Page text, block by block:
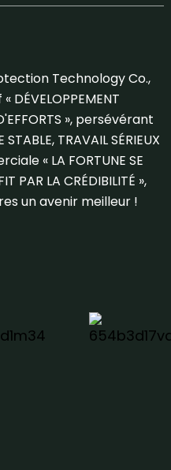
Technology Co.,
», persévérant
TRAVAIL SÉRIEUX
« LA FORTUNE SE
PAR LA CRÉDIBILITÉ »,
un avenir meilleur !